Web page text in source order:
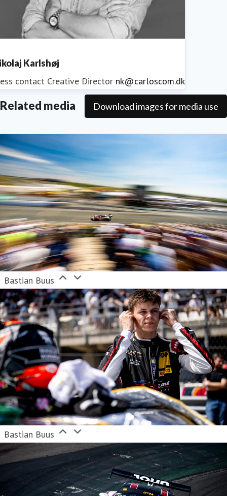
Karlshøj
contact Creative Director nk@carloscom.dk
Related media Download images for media use
Bastian Buus
Bastian Buus